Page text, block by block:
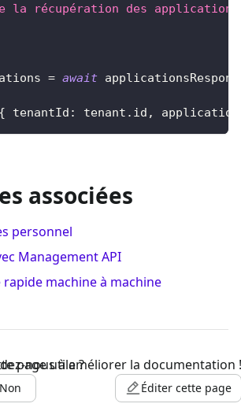
la récupération des
= await
{ tenantId : tenant . id ,
associées
personnel
Management API
machine à machine
page utile ?
Non
nous à améliorer la documentation !
Éditer cette page